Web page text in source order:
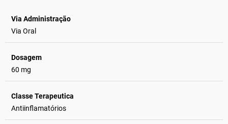
Via Administração
Via Oral
Dosagem
60 mg
Classe Terapeutica
Antiinflamatórios